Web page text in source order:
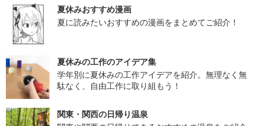
夏休みおすすめ漫画
夏に読みたいおすすめの漫画をまとめてご紹介！
夏休みの工作のアイデア集
学年別に夏休みの工作アイデアを紹介。無理なく無
駄なく、自由工作に取り組もう！
関東・関西の日帰り温泉